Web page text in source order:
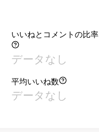
いいねとコメントの比率
データなし
平均いいね数
データなし